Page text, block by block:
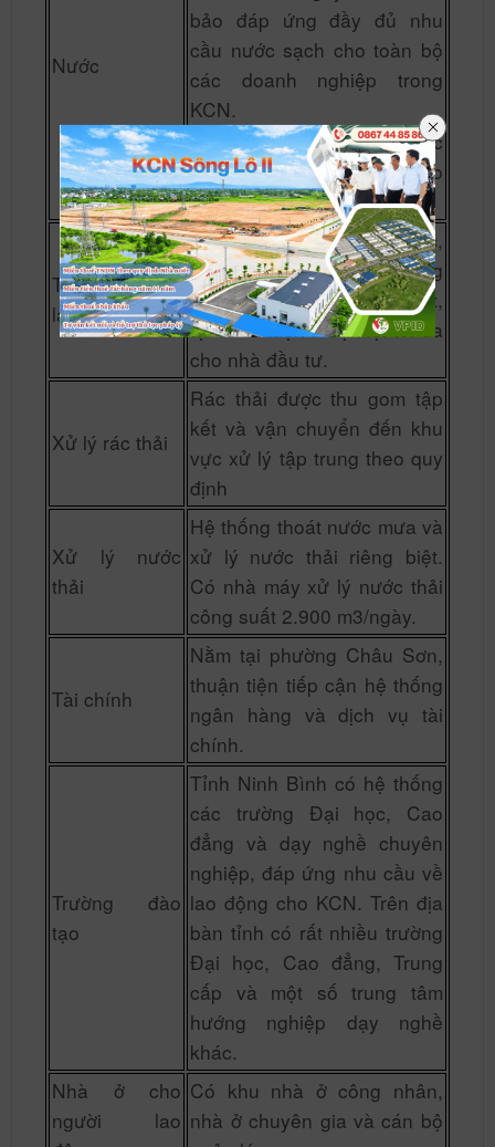
Nước
bảo đáp ứng đầy đủ nhu
cầu nước sạch cho toàn bộ
các doanh nghiệp trong
KCN.
Hệ thống cấp nước được
dẫn đến tận chân hàng rào
các lô đất
Thông tin liên
lạc
Hệ thống thông tin liên lạc,
internet băng thông rộng
luôn đảm bảo thông suốt,
tạo điều kiện thuận lợi tối đa
cho nhà đầu tư.
Xử lý rác thải
Rác thải được thu gom tập
kết và vận chuyển đến khu
vực xử lý tập trung theo quy
định
Xử lý nước
thải
Hệ thống thoát nước mưa và
xử lý nước thải riêng biệt.
Có nhà máy xử lý nước thải
công suất 2.900 m3/ngày.
Tài chính
Nằm tại phường Châu Sơn,
thuận tiện tiếp cận hệ thống
ngân hàng và dịch vụ tài
chính.
Trường đào
tạo
Tỉnh Ninh Bình có hệ thống
các trường Đại học, Cao
đẳng và dạy nghề chuyên
nghiệp, đáp ứng nhu cầu về
lao động cho KCN. Trên địa
bàn tỉnh có rất nhiều trường
Đại học, Cao đẳng, Trung
cấp và một số trung tâm
hướng nghiệp dạy nghề
khác.
Nhà ở cho
người lao
Có khu nhà ở công nhân,
nhà ở chuyên gia và cán bộ